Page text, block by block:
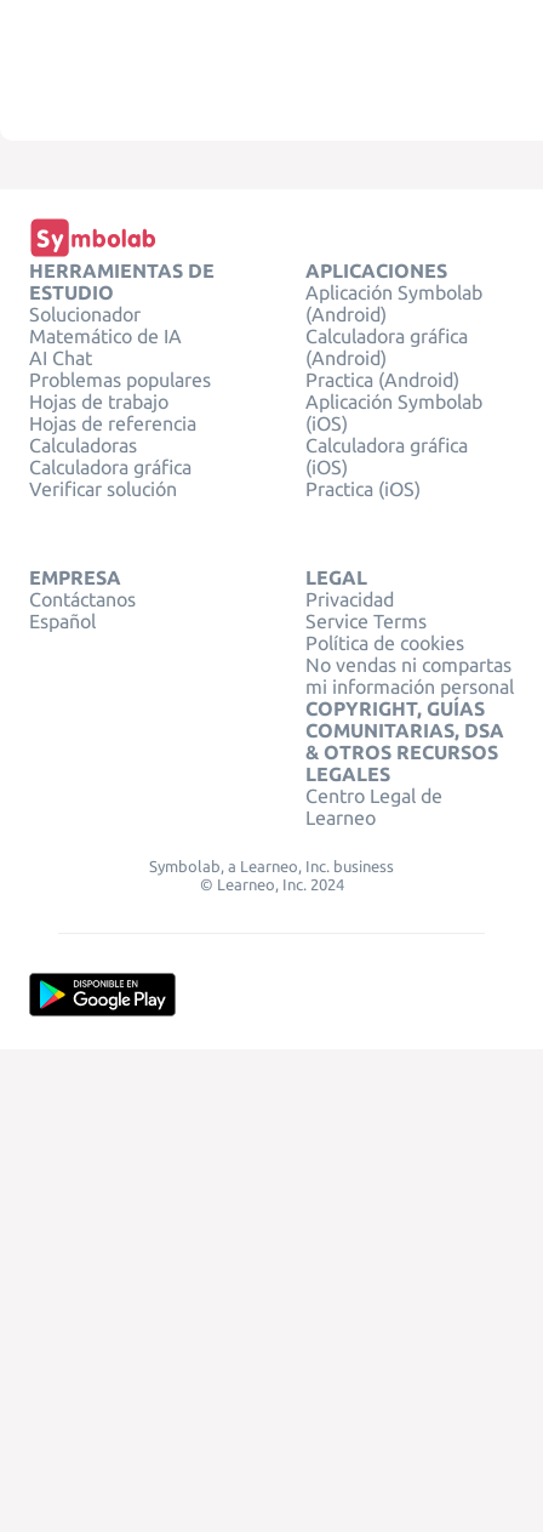
HERRAMIENTAS DE
ESTUDIO
Solucionador
Matemático de IA
AI Chat
Problemas populares
Hojas de trabajo
Hojas de referencia
Calculadoras
Calculadora gráfica
Verificar solución
APLICACIONES
Aplicación Symbolab
(Android)
Calculadora gráfica
(Android)
Practica (Android)
Aplicación Symbolab
(iOS)
Calculadora gráfica
(iOS)
Practica (iOS)
EMPRESA
Contáctanos
Español
LEGAL
Privacidad
Service Terms
Política de cookies
No vendas ni compartas
mi información personal
COPYRIGHT, GUÍAS
COMUNITARIAS, DSA
& OTROS RECURSOS
LEGALES
Centro Legal de
Learneo
Symbolab, a Learneo, Inc. business
© Learneo, Inc. 2024